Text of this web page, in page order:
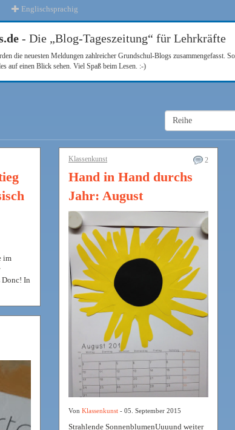
Englischsprachig
- Die „Blog-Tageszeitung“ für Lehrkräfte
die neuesten Meldungen zahlreicher Grundschul-Blogs zusammengefasst.
auf einen Blick sehen. Viel Spaß beim Lesen. :-)
im
In
2
Klassenkunst
Hand in Hand durchs
Jahr: August
Von Klassenkunst - 05. September 2015
Strahlende SonnenblumenUuuund weiter